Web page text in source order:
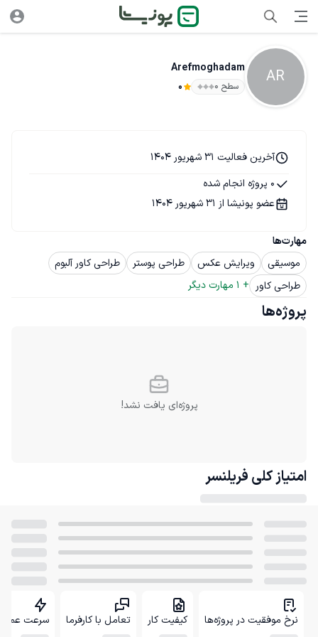
AR
Arefmoghadam
سطح ۰ 0
مهارت‌ها
موسیقی
ویرایش عکس طراحی پوستر
طراحی کاور آلبوم
طراحی کاور +
1 مهارت دیگر
آخرین فعالیت 31 شهریور 1404
0 پروژه انجام شده
عضو پونیشا از 31 شهریور 1404
پروژه‌ها
پروژه‌ای یافت نشد!
امتیاز کلی فریلنسر
نرخ موفقیت در پروژه‌ها کیفیت کار تعامل با کارفرما سرعت عمل